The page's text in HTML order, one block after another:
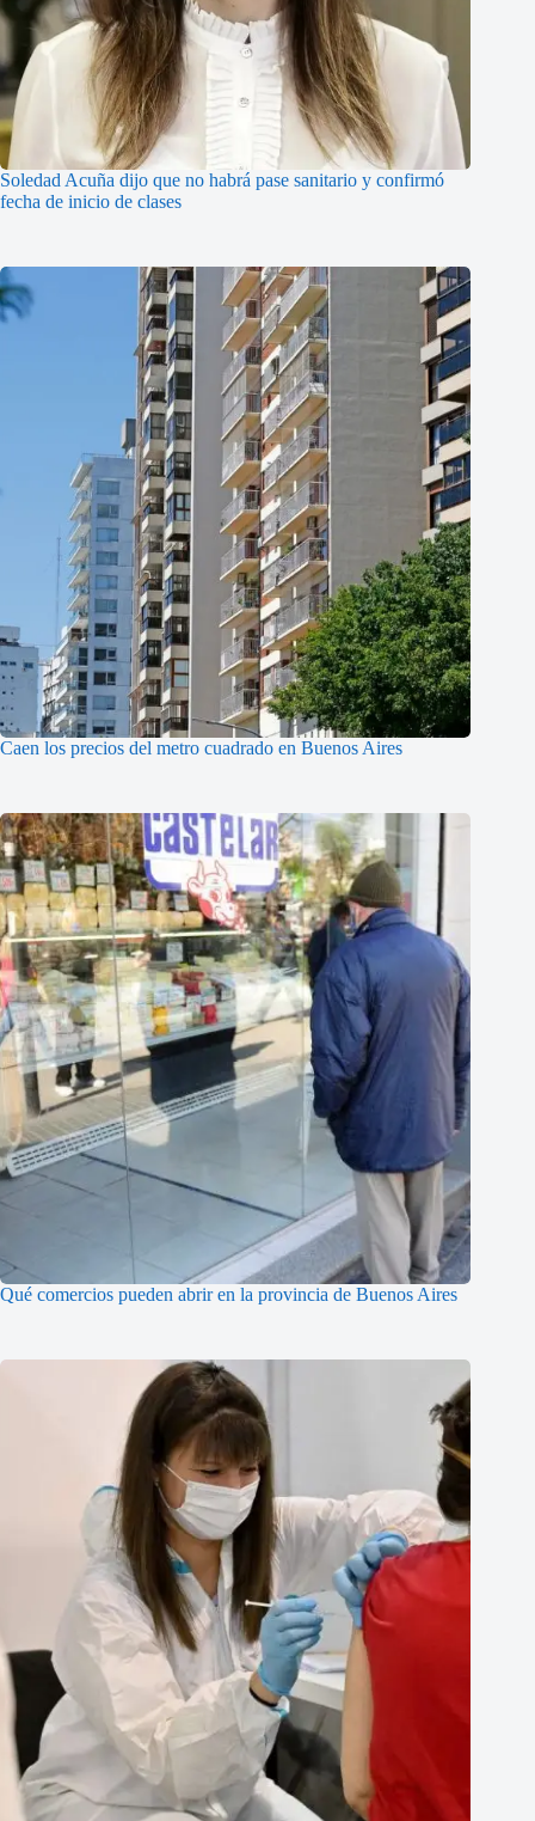
Soledad Acuña dijo que no habrá pase sanitario y confirmó
fecha de inicio de clases
Caen los precios del metro cuadrado en Buenos Aires
Qué comercios pueden abrir en la provincia de Buenos Aires